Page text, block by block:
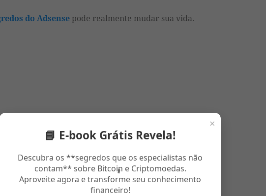
×
📘 E-book Grátis Revela!
Descubra os **segredos que os especialistas não
contam** sobre Bitcoin e Criptomoedas.
Aproveite agora e transforme seu conhecimento
financeiro!
do Adsensepode realmente mudar sua vida.